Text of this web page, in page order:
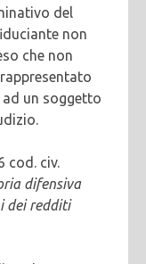
del
non
che non
un soggetto
cod. civ.
difensiva
dei redditi